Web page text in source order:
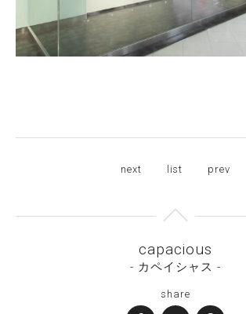
next list prev
capacious
- カペイシャス -
share